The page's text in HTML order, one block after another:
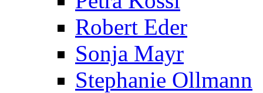
Robert Eder
Sonja Mayr
Stephanie Ollmann